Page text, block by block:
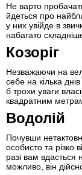
Не варто
йдеться про
у них увійде в
набагато
Козоріг
Незважаючи на
себе на кілька
б трохи уваги
квадратним
Водолій
Почувши
особисто та різко
разі вам
можливо, він